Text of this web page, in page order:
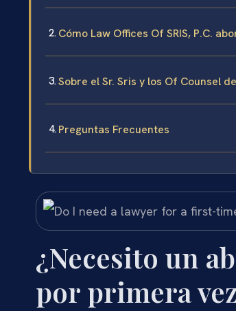
Cómo Law Offices Of SRIS, P.C.
Sobre el Sr. Sris y los Of Counsel
Preguntas Frecuentes
¿Necesito un
por primera